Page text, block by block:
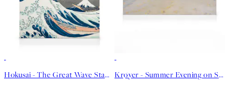
Hokusai - The Great Wave Stampa su Tela Krøyer - Summer Evening on Skagen's Southern Beach Stampa su Tela